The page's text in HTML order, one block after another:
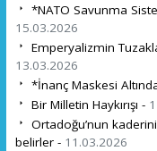
*NATO Savunma
15.03.2026
Emperyalizmin
13.03.2026
*İnanç Maskesi
Bir Milletin Haykırışı -
Ortadoğu’nun
belirler - 11.03.2026